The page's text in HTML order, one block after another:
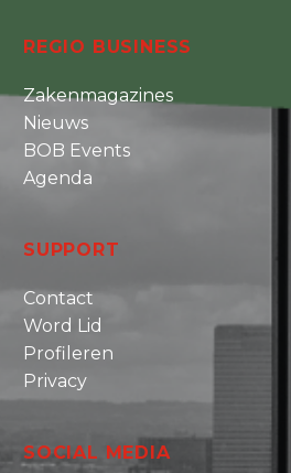
REGIO BUSINESS
Zakenmagazines
Nieuws
BOB Events
Agenda
SUPPORT
Contact
Word Lid
Profileren
Privacy
SOCIAL MEDIA